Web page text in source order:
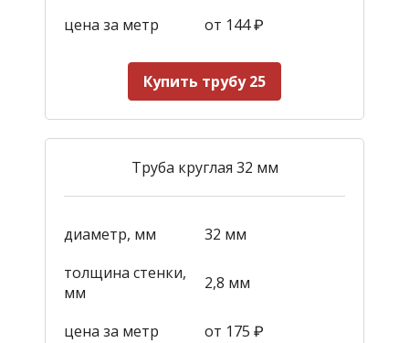
цена за метр от 144₽
Купить трубу 25
Труба круглая 32 мм
диаметр, мм
32 мм
толщина стенки,
мм
2,8 мм
цена за метр от 175 ₽